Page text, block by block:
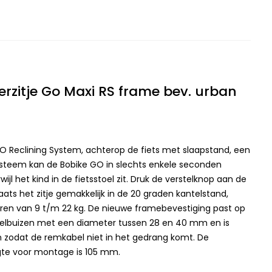
Go Maxi RS frame bev. urban
Reclining System, achterop de fiets met slaapstand, een
kan de Bobike GO in slechts enkele seconden
het kind in de fietsstoel zit. Druk de verstelknop aan de
het zitje gemakkelijk in de 20 graden kantelstand,
van 9 t/m 22 kg. De nieuwe framebevestiging past op
met een diameter tussen 28 en 40 mm en is
zodat de remkabel niet in het gedrang komt. De
voor montage is 105 mm.